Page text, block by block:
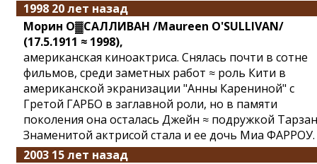
1998 20 лет назад
Морин О▓САЛЛИВАН /Maureen O'SULLIVAN/
(17.5.1911 ≈ 1998),
американская киноактриса. Cнялась почти в сотне
фильмов, среди заметных работ ≈ роль Кити в
американской экранизации "Анны Карениной" с
Гретой ГАРБО в заглавной роли, но в памяти
поколения она осталась Джейн ≈ подружкой
Знаменитой актрисой стала и ее дочь Миа ФАРРОУ.
2003 15 лет назад